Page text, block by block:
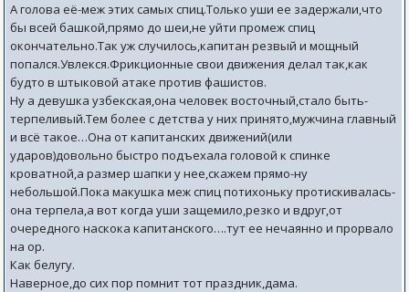
А голова её-меж этих самых спиц.Только уши ее задержали,что
бы всей башкой,прямо до шеи,не уйти промеж спиц
окончательно.Так уж случилось,капитан резвый и мощный
попался.Увлекся.Фрикционные свои движения делал так,как
будто в штыковой атаке против фашистов.
Ну а девушка узбекская,она человек восточный,стало быть-
терпеливый.Тем более с детства у них принято,мужчина главный
и всё такое…Она от капитанских движений(или
ударов)довольно быстро подъехала головой к спинке
кроватной,а размер шапки у нее,скажем прямо-ну
небольшой.Пока макушка меж спиц потихоньку протискивалась-
она терпела,а вот когда уши защемило,резко и вдруг,от
очередного наскока капитанского….тут ее нечаянно и прорвало
на ор.
Как белугу.
Наверное,до сих пор помнит тот праздник,дама.